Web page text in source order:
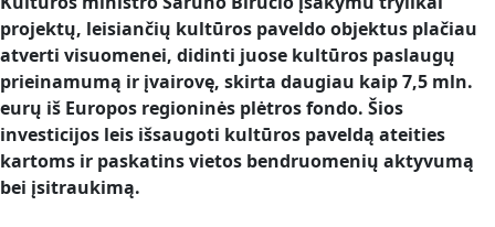
projektų, leisiančių kultūros paveldo objektus plačiau
atverti visuomenei, didinti juose kultūros paslaugų
prieinamumą ir įvairovę, skirta daugiau kaip 7,5 mln.
eurų iš Europos regioninės plėtros fondo. Šios
investicijos leis išsaugoti kultūros paveldą ateities
kartoms ir paskatins vietos bendruomenių aktyvumą
bei įsitraukimą.